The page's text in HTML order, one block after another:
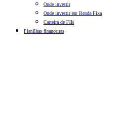
Onde investir
Onde investir em Renda Fixa
Carteira de FIIs
Planilhas financeiras